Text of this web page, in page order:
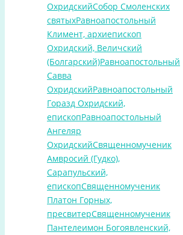
ОхридскийСобор Смоленских
святыхРавноапостольный
Климент, архиепископ
Охридский, Величский
(Болгарский)Равноапостольный
Савва
ОхридскийРавноапостольный
Горазд Охридский,
епископРавноапостольный
Ангеляр
ОхридскийСвященномученик
Амвросий (Гудко),
Сарапульский,
епископСвященномученик
Платон Горных,
пресвитерСвященномученик
Пантелеимон Богоявленский,